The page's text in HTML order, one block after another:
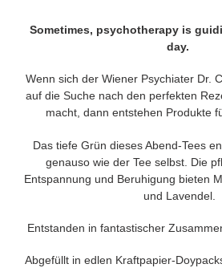
Sometimes, psychotherapy is
day.
Wenn sich der Wiener Psychiater Dr.
auf die Suche nach den perfekten
macht, dann entstehen Produkte
Das tiefe Grün dieses Abend-Tees
genauso wie der Tee selbst. Die
Entspannung und Beruhigung bieten
und Lavendel.
Entstanden in fantastischer
Abgefüllt in edlen Kraftpapier-